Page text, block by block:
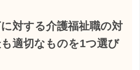
対する介護福祉職の対
適切なものを1つ選び